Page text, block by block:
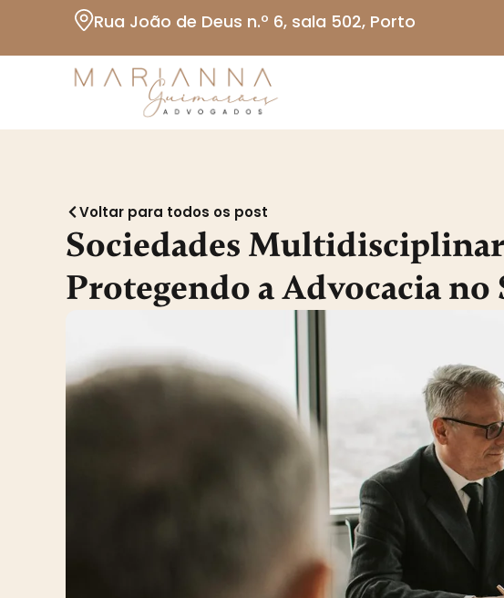
Rua João de Deus n.º 6, sala 502, Porto
Voltar para todos os post
Sociedades
Protegendo a Advocacia no